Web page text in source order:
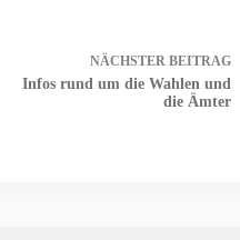
NÄCHSTER BEITRAG
Infos rund um die Wahlen und
die Ämter